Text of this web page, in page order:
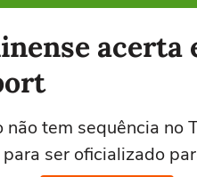
ver as notíciasacerta
não tem sequência no
ser oficializado